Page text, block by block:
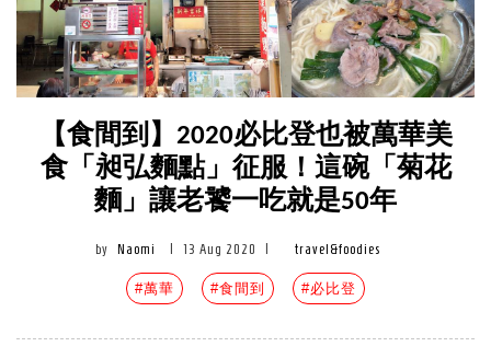
【食間到】2020必比登也被萬華美
食「昶弘麵點」征服！這碗「菊花
麵」讓老饕一吃就是50年
by Naomi 13 Aug 2020 travel&foodies
#萬華 #食間到 #必比登